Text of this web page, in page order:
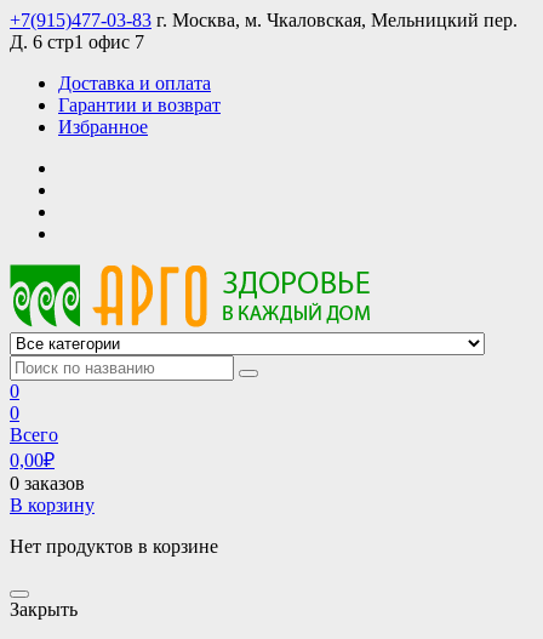
Skip
to
+7(915)477-03-83 г. Москва, м. Чкаловская, Мельницкий пер.
Д. 6 стр1 офис 7
Доставка и оплата
Гарантии и возврат
Избранное
АРГО интернет магазин, доставка в Москве и по всей России
АРГО каталог каталог продукции, официальные цены
0
0
Всего
0,00₽
0 заказов
В корзину
Нет продуктов в корзине
Закрыть